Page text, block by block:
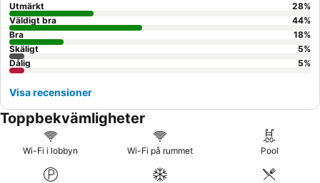
Utmärkt 28%
Väldigt bra
44%
Bra
18%
Skäligt
5%
Dålig
5%
Visa recensioner
Toppbekvämligheter
Wi-Fi i lobbyn Wi-Fi på rummet Pool